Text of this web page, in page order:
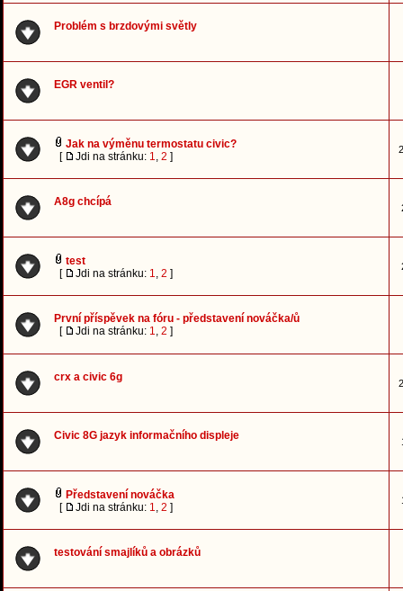
Problém s brzdovými světly
EGR ventil?
Jak na výměnu termostatu civic?
[
Jdi na stránku: 1, 2 ]
A8g chcípá
test
[
Jdi na stránku: 1, 2 ]
První příspěvek na fóru - představení nováčka/ů
[
Jdi na stránku: 1, 2 ]
crx a civic 6g
Civic 8G jazyk informačního displeje
Představení nováčka
[
Jdi na stránku: 1, 2 ]
testování smajlíků a obrázků